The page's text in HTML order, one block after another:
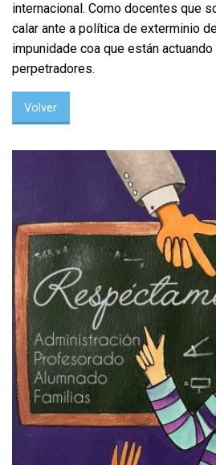
internacional. Como docentes que
calar ante a política de exterminio
impunidade coa que están
perpetradores.
Volver